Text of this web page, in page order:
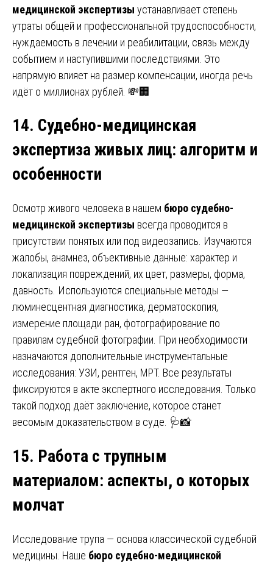
медицинской экспертизы устанавливает степень
утраты общей и профессиональной трудоспособности,
нуждаемость в лечении и реабилитации, связь между
событием и наступившими последствиями. Это
напрямую влияет на размер компенсации, иногда речь
идёт о миллионах рублей. 💸🏢
14. Судебно-медицинская
экспертиза живых лиц: алгоритм и
особенности
Осмотр живого человека в нашем бюро судебно-
медицинской экспертизы всегда проводится в
присутствии понятых или под видеозапись. Изучаются
жалобы, анамнез, объективные данные: характер и
локализация повреждений, их цвет, размеры, форма,
давность. Используются специальные методы —
люминесцентная диагностика, дерматоскопия,
измерение площади ран, фотографирование по
правилам судебной фотографии. При необходимости
назначаются дополнительные инструментальные
исследования: УЗИ, рентген, МРТ. Все результаты
фиксируются в акте экспертного исследования. Только
такой подход даёт заключение, которое станет
весомым доказательством в суде. 🩺📸
15. Работа с трупным
материалом: аспекты, о которых
молчат
Исследование трупа — основа классической судебной
медицины. Наше бюро судебно-медицинской